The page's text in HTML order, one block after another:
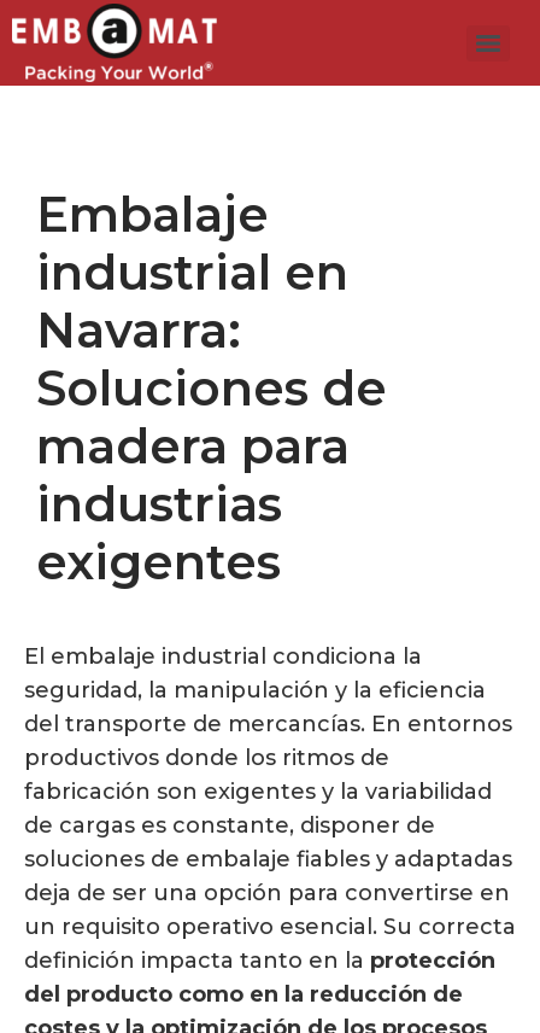
Embalaje
industrial en
Navarra:
Soluciones de
madera para
industrias
exigentes
El embalaje industrial condiciona la
seguridad, la manipulación y la eficiencia
del transporte de mercancías. En entornos
productivos donde los ritmos de
fabricación son exigentes y la variabilidad
de cargas es constante, disponer de
soluciones de embalaje fiables y adaptadas
deja de ser una opción para convertirse en
un requisito operativo esencial. Su correcta
definición impacta tanto en la protección
del producto como en la reducción de